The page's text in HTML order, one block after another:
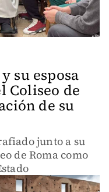
su esposa
Coliseo de
de su
junto a su
de Roma como